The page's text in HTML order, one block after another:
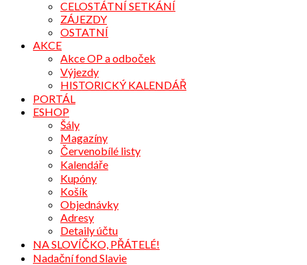
CELOSTÁTNÍ SETKÁNÍ
ZÁJEZDY
OSTATNÍ
AKCE
Akce OP a odboček
Výjezdy
HISTORICKÝ KALENDÁŘ
PORTÁL
ESHOP
Šály
Magazíny
Červenobílé listy
Kalendáře
Kupóny
Košík
Objednávky
Adresy
Detaily účtu
NA SLOVÍČKO, PŘÁTELÉ!
Nadační fond Slavie